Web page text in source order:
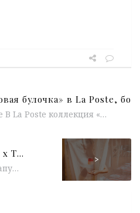
La Poste В La Poste коллекция «почтовых булочек» каждый месяц пополняется новыми вкусами и авторскими рецептами от ремесленных пекарен со...
Коллаборация Eleven x The Blueprint, National Pisco sour day в Alpaca, дружеский баттл 0.75 please Moscow x Sage, моктейли City Beach Club x DARLING*
Strelka Бар «Стрелка» запускает новое меню совместно с гастрономической студией Applied Ingredients — бренд-шефом Иваном Дубковым (КМ20, Рихтер) и шефом...
>